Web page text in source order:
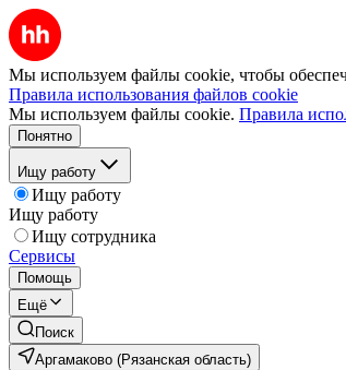
Мы используем файлы cookie, чтобы
Правила использования файлов cookie
Мы используем файлы cookie. Правила
Понятно
Ищу работу
Ищу работу
Ищу работу
Ищу сотрудника
Сервисы
Помощь
Ещё
Поиск
Аргамаково (Рязанская область)